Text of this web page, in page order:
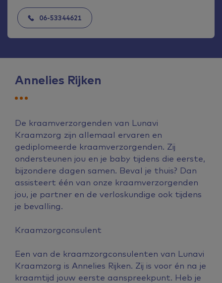
Annelies Rijken
De kraamverzorgenden van Lunavi
Kraamzorg zijn allemaal ervaren en
gediplomeerde kraamverzorgenden. Zij
ondersteunen jou en je baby tijdens die eerste,
bijzondere dagen samen. Beval je thuis? Dan
assisteert één van onze kraamverzorgenden
jou, je partner en de verloskundige ook tijdens
je bevalling.
Kraamzorgconsulent
Een van de kraamzorgconsulenten van Lunavi
Kraamzorg is Annelies Rijken. Zij is voor én na je
kraamtijd jouw eerste aanspreekpunt. Heb je
06-53344621